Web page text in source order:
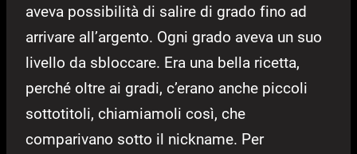
aveva possibilità di salire di grado fino ad
arrivare all’argento. Ogni grado aveva un suo
livello da sbloccare. Era una bella ricetta,
perché oltre ai gradi, c’erano anche piccoli
sottotitoli, chiamiamoli così, che
comparivano sotto il nickname. Per